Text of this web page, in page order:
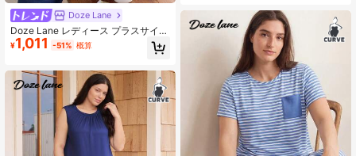
Doze Lane
Doze Lane レディース プラスサイズ
ハート刺繍 ワッフル編み 半袖パジャ
マセット
¥1,011 -51% 概算